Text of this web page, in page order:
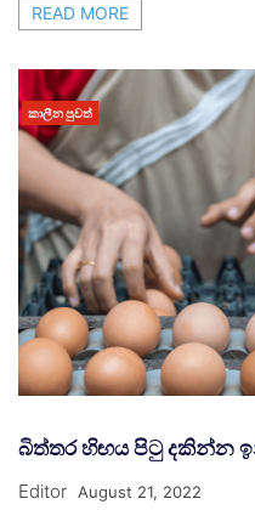
READ MORE
කාලීන පුවත්
බිත්තර හිඟය පිටු දකින්න
Editor August 21, 2022